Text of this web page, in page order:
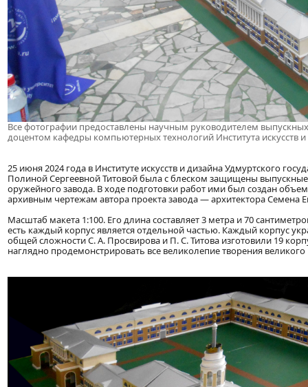
Все фотографии предоставлены научным руководителем
доцентом кафедры компьютерных технологий Института искусств
25 июня 2024 года в Институте искусств и дизайна Удмуртского
Полиной Сергеевной Титовой была с блеском защищены
оружейного завода. В ходе подготовки работ ими был создан
архивным чертежам автора проекта завода — архитектора Семена
Масштаб макета 1:100. Его длина составляет 3 метра и 70
есть каждый корпус является отдельной частью. Каждый корпус
общей сложности С. А. Просвирова и П. С. Титова изготовили 19
наглядно продемонстрировать все великолепие творения